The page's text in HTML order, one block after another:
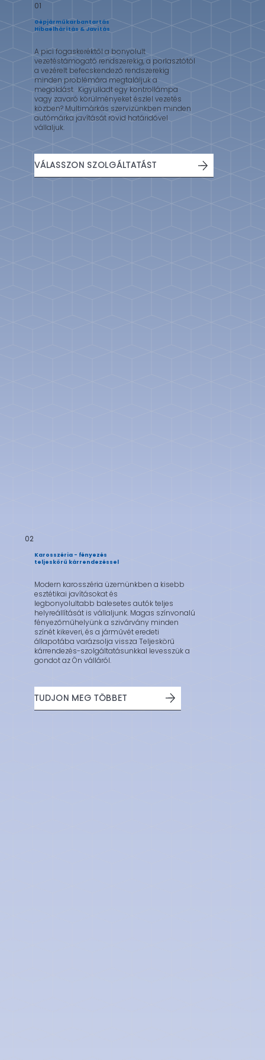
01
Gépjárműkarbantartás
Hibaelhárítás & Javítás
A pici fogaskeréktől a bonyolult
vezetéstámogató rendszerekig, a porlasztótól
a vezérelt befecskendező rendszerekig
minden problémára megtaláljuk a
megoldást. Kigyulladt egy kontrollámpa
vagy zavaró körülményeket észlel vezetés
közben? Multimárkás szervizünkben minden
autómárka javítását rövid határidővel
vállaljuk.
VÁLASSZON SZOLGÁLTATÁST
02
Karosszéria - fényezés
teljeskörű kárrendezéssel
Modern karosszéria üzemünkben a kisebb
esztétikai javításokat és
legbonyolultabb balesetes autók teljes
helyreállítását is vállaljunk. Magas színvonalú
fényezőműhelyünk a szivárvány minden
színét kikeveri, és a járművét eredeti
állapotába varázsolja vissza Teljeskörű
kárrendezés-szolgáltatásunkkal levesszük a
gondot az Ön válláról.
TUDJON MEG TÖBBET